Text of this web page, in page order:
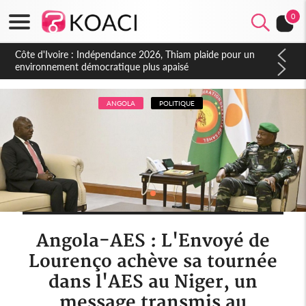
0
Côte d'Ivoire : Concours INFAS 2026, les convocations
seront disponibles à compter du samedi
ANGOLA POLITIQUE
Angola-AES : L'Envoyé de
Lourenço achève sa tournée
dans l'AES au Niger, un